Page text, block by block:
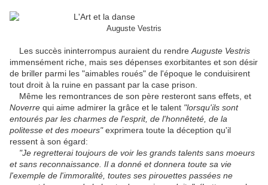
Auguste Vestris
Les succès ininterrompus auraient du rendre Auguste Vestris
immensément riche, mais ses dépenses exorbitantes et son désir
de briller parmi les "aimables roués" de l'époque le conduisirent
tout droit à la ruine en passant par la case prison.
Même les remontrances de son père resteront sans effets, et
Noverre qui aime admirer la grâce et le talent "lorsqu'ils sont
entourés par les charmes de l'esprit, de l'honnêteté, de la
politesse et des moeurs"exprimera toute la déception qu'il
ressent à son égard:
"Je regretterai toujours de voir les grands talents sans moeurs
et sans reconnaissance. Il a donné et donnera toute sa vie
l'exemple de l'immoralité, toutes ses pirouettes passées ne